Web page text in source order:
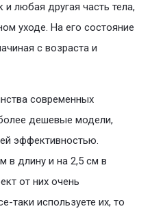
любая другая часть тела,
уходе. На его состояние
с возраста и
современных
дешевые модели,
эффективностью.
в длину и на 2,5 см в
от них очень
таки используете их, то